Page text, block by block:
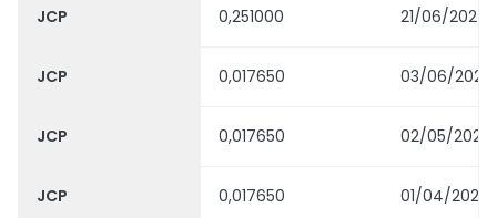
JCP 0,251000 21/06/2024
JCP 0,017650 03/06/2024
JCP 0,017650 02/05/2024
JCP 0,017650 01/04/2024